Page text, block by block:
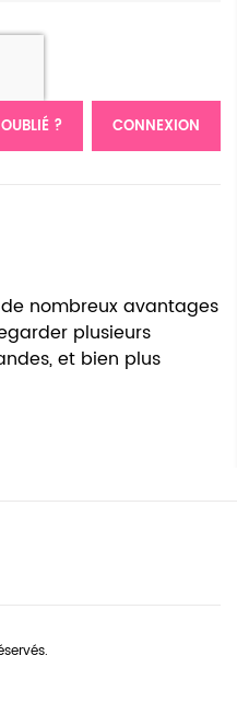
CONNEXION
?
nombreux avantages
plusieurs
et bien plus